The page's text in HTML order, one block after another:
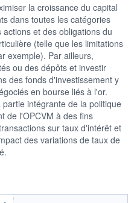
07/04
2 500
3 000
la croissance du capital
dans toutes les catégories
et des obligations du
(telle que les limitations
exemple). Par ailleurs,
ou des dépôts et investir
des fonds d'investissement y
en bourse liés à l'or.
intégrante de la politique
de l'OPCVM à des fins
sur taux d'intérêt et
des variations de taux de